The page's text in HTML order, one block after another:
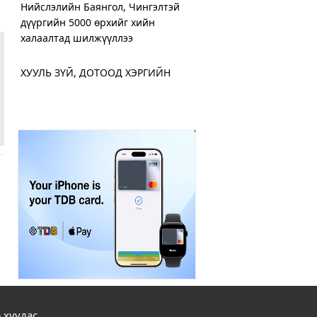
Нийслэлийн Баянгол, Чингэлтэй
дүүргийн 5000 өрхийг хийн
халаалтад шилжүүллээ
ХУУЛЬ ЗҮЙ, ДОТООД ХЭРГИЙН
Дамбадаржаа дулааны станцад 10
дугаар сард тохируулга хийж, энэ
онд ашиглалтад оруулна
ХЗДХ-ийн сайд С.Амарсайхан:
Монгол Улсын цахим хэрэглэгчид
дунд 400,000 хуурамч хаяг байн
Хот нийтийн аж ахуйн салбарт 300